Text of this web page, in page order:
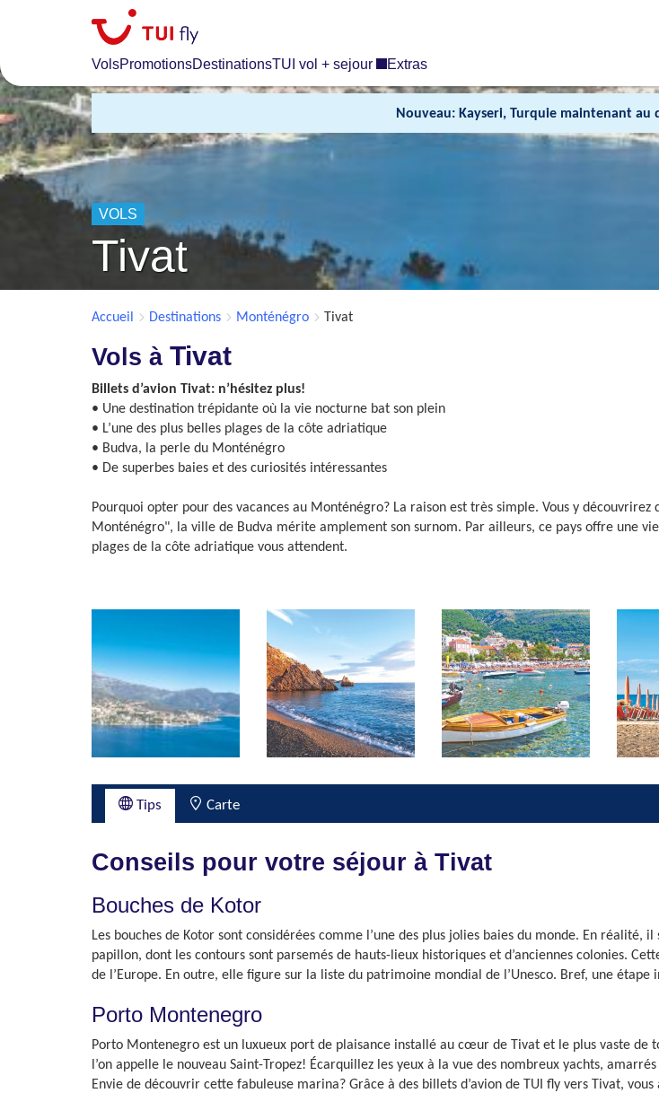
content
VolsPromotionsDestinationsTUI vol + sejour Extras
Nouveau: Kayseri, Turquie maintenant au
VOLS
Tivat
Accueil Destinations Monténégro Tivat
Vols à Tivat
Billets d’avion Tivat: n’hésitez plus!
• Une destination trépidante où la vie nocturne bat son plein
• L’une des plus belles plages de la côte adriatique
• Budva, la perle du Monténégro
• De superbes baies et des curiosités intéressantes
Pourquoi opter pour des vacances au Monténégro? La raison est très simple. Vous y
Monténégro", la ville de Budva mérite amplement son surnom. Par ailleurs, ce pays offre une
plages de la côte adriatique vous attendent.
Tips Carte
Conseils pour votre séjour à Tivat
Bouches de Kotor
Les bouches de Kotor sont considérées comme l’une des plus jolies baies du monde. En
papillon, dont les contours sont parsemés de hauts-lieux historiques et d’anciennes colonies.
de l’Europe. En outre, elle figure sur la liste du patrimoine mondial de l’Unesco. Bref, une étape
Porto Montenegro
Porto Montenegro est un luxueux port de plaisance installé au cœur de Tivat et le plus vaste de
l’on appelle le nouveau Saint-Tropez! Écarquillez les yeux à la vue des nombreux yachts,
Envie de découvrir cette fabuleuse marina? Grâce à des billets d’avion de TUI fly vers Tivat,